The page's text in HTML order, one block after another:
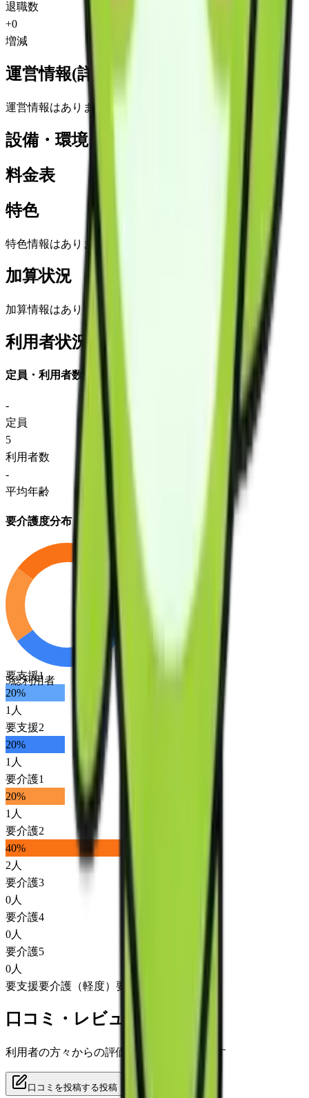
退職数
+0
増減
運営情報(詳細)
運営情報はありません
設備・環境
料金表
特色
特色情報はありません
加算状況
加算情報はありません
利用者状況
定員・利用者数
-
定員
5
利用者数
-
平均年齢
要介護度分布
5総利用者
要支援1
20%
1 人
要支援2
20%
1 人
要介護1
20%
1 人
要介護2
40%
2 人
要介護3
0人
要介護4
0人
要介護5
0人
要支援要介護（軽度） 要介護（重度）
口コミ・レビュー
利用者の方々からの評価をご覧いただけます
口コミを投稿する投稿